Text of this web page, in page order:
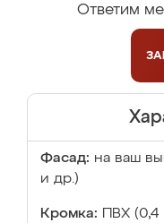
Ответим
Фасад: на ваш
и др.)
Кромка: ПВХ